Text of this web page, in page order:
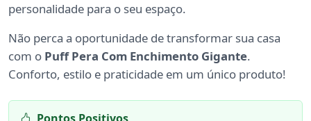
personalidade para o seu espaço.
Não perca a oportunidade de transformar sua casa
com o Puff Pera Com Enchimento Gigante.
Conforto, estilo e praticidade em um único produto!